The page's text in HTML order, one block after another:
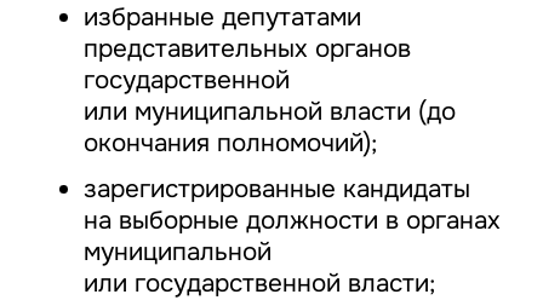
избранные депутатами
представительных органов
государственной
или муниципальной власти (до
окончания полномочий);
зарегистрированные кандидаты
на выборные должности в органах
муниципальной
или государственной власти;